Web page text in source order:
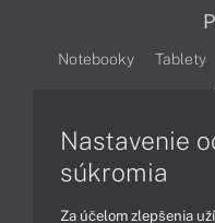
Notebooky Tablety
Nastavenie
súkromia
Za účelom zlepšenia